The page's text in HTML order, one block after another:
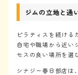
ジムの立地と通
ピラティスを続ける
自宅や職場から近い
セスの良い場所を選
シナジー春日部店は